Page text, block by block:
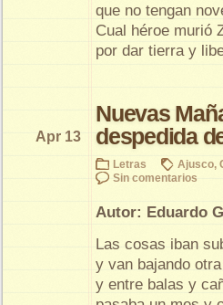
que no tengan
Cual héroe murió
por dar tierra y
Nuevas
despedida
Apr 13
Letras Ajusco
Sin comentarios
Autor: Eduardo
Las cosas iban
y van bajando
y entre balas y